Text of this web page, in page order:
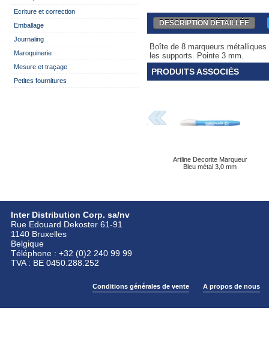
Ecriture et correction
Emballage
Journaling
Maroquinerie
Mesure et traçage
Petites fournitures
DESCRIPTION DÉTAILLÉE
Boîte de 8 marqueurs
les supports. Pointe 3 mm.
PRODUITS ASSOCIÉS
Artline Decorite Marqueur
Bleu métal 3,0 mm
Inter Distribution Corp. sa/nv
Rue Edouard Dekoster 61-91
1140 Bruxelles
Belgique
Téléphone : +32 (0)2 240 99 99
TVA : BE 0450.288.252
Conditions générales de vente A propos de nous